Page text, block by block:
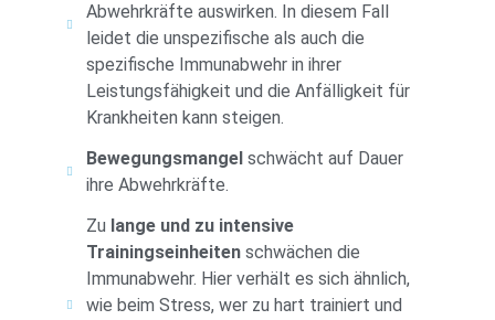
Abwehrkräfte auswirken. In diesem Fall
leidet die unspezifische als auch die
spezifische Immunabwehr in ihrer
Leistungsfähigkeit und die Anfälligkeit für
Krankheiten kann steigen.
Bewegungsmangelschwächt auf Dauer
ihre Abwehrkräfte.
Zu lange und zu intensive
Trainingseinheitenschwächen die
Immunabwehr. Hier verhält es sich ähnlich,
wie beim Stress, wer zu hart trainiert und